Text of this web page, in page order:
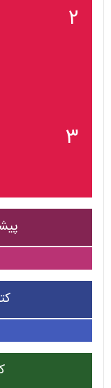
۲
۳